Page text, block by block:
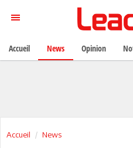
Accueil News
Accueil News Opinion